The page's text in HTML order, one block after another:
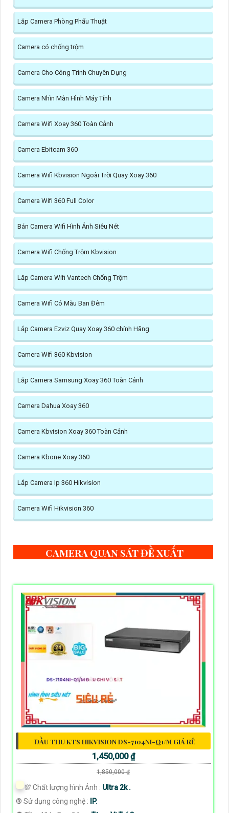
Lắp Camera Phòng Phẩu Thuật
Camera có chống trộm
Camera Cho Công Trình Chuyên Dụng
Camera Nhìn Màn Hình Máy Tính
Camera Wifi Xoay 360 Toàn Cảnh
Camera Ebitcam 360
Camera Wifi Kbvision Ngoài Trời Quay Xoay 360
Camera Wifi 360 Full Color
Bán Camera Wifi Hình Ảnh Siêu Nét
Camera Wifi Chống Trộm Kbvision
Lăp Camera Wifi Vantech Chống Trộm
Camera Wifi Có Màu Ban Đêm
Lắp Camera Ezviz Quay Xoay 360 chính Hãng
Camera Wifi 360 Kbvision
Lắp Camera Samsung Xoay 360 Toàn Cảnh
Camera Dahua Xoay 360
Camera Kbvision Xoay 360 Toàn Cảnh
Camera Kbone Xoay 360
Lắp Camera Ip 360 Hikvision
Camera Wifi Hikvision 360
CAMERA QUAN SÁT ĐỀ XUẤT
ĐẦU THU KTS HIKVISION DS-7104NI-Q1/M GIÁ RẺ
1,450,000 ₫
1,850,000 ₫
💯 Chất lượng hình Ảnh : Ultra 2k .
®️ Sử dụng công nghệ : IP.